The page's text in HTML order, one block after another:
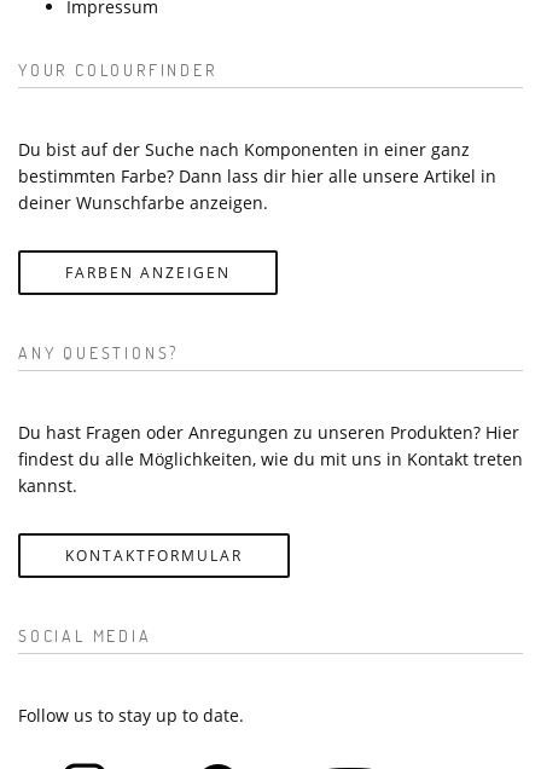
Impressum
YOUR COLOURFINDER
Du bist auf der Suche nach Komponenten in einer ganz
bestimmten Farbe? Dann lass dir hier alle unsere Artikel in
deiner Wunschfarbe anzeigen.
FARBEN ANZEIGEN
ANY QUESTIONS?
Du hast Fragen oder Anregungen zu unseren Produkten? Hier
findest du alle Möglichkeiten, wie du mit uns in Kontakt treten
kannst.
KONTAKTFORMULAR
SOCIAL MEDIA
Follow us to stay up to date.